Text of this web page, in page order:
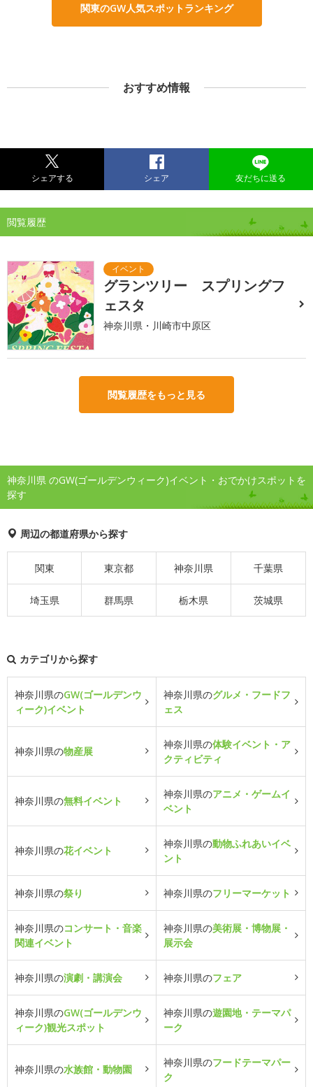
関東のGW人気スポットランキング
おすすめ情報
シェアする シェア 友だちに送る
閲覧履歴
グランツリー スプリングフ
ェスタ
神奈川県・川崎市中原区
閲覧履歴をもっと見る
神奈川県 のGW(ゴールデンウィーク)イベント・おでかけスポットを
探す
周辺の都道府県から探す
関東 東京都 神奈川県 千葉県
埼玉県 群馬県 栃木県 茨城県
カテゴリから探す
神奈川県のGW(ゴールデンウ
ィーク)イベント
神奈川県のグルメ・フードフ
ェス
神奈川県の物産展
神奈川県の体験イベント・ア
クティビティ
神奈川県の無料イベント
神奈川県のアニメ・ゲームイ
ベント
神奈川県の花イベント
神奈川県の動物ふれあいイベ
ント
神奈川県の祭り 神奈川県のフリーマーケット
神奈川県のコンサート・音楽
関連イベント
神奈川県の美術展・博物展・
展示会
神奈川県の演劇・講演会 神奈川県のフェア
神奈川県のGW(ゴールデンウ
ィーク)観光スポット
神奈川県の遊園地・テーマパ
ーク
神奈川県の水族館・動物園
神奈川県のフードテーマパー
ク